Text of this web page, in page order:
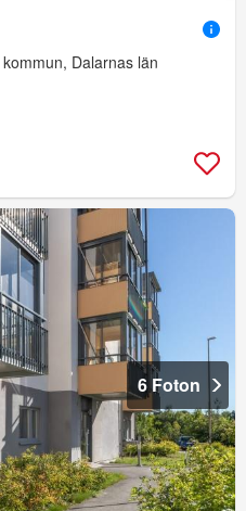
Dalarnas län
6 Foton